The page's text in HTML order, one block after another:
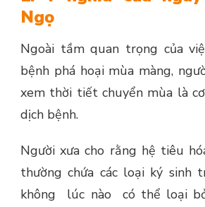
Ngọ
Ngoài tầm quan trọng của
bệnh phá hoại mùa màng,
xem thời tiết chuyển mùa là
dịch bệnh.
Người xưa cho rằng hệ tiêu
thường chứa các loại ký sinh
không lúc nào có thể loại